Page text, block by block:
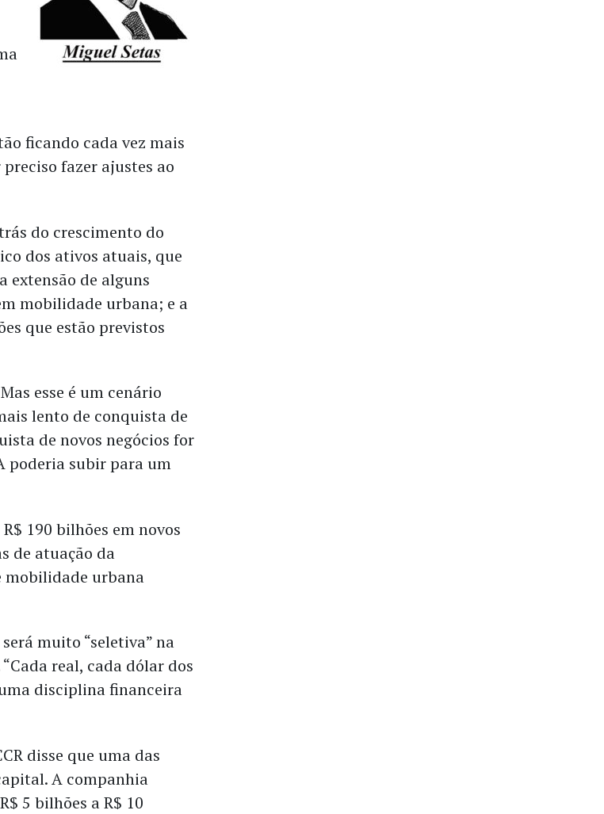
ficando cada vez mais
fazer ajustes ao
do crescimento do
dos ativos atuais, que
extensão de alguns
mobilidade urbana; e a
que estão previstos
esse é um cenário
lento de conquista de
de novos negócios for
poderia subir para um
190 bilhões em novos
de atuação da
mobilidade urbana
muito “seletiva” na
real, cada dólar dos
disciplina financeira
disse que uma das
A companhia
5 bilhões a R$ 10